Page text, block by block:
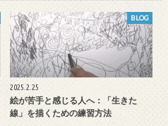
BLOG
2025.2.25
絵が苦手と感じる人へ：「生きた
線」を描くための練習方法